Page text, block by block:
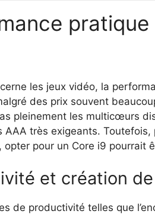
les jeux vidéo, la
des prix souvent
pleinement les multicœurs
AAA très exigeants.
opter pour un Core i9 pourrait
et création
de productivité telles que